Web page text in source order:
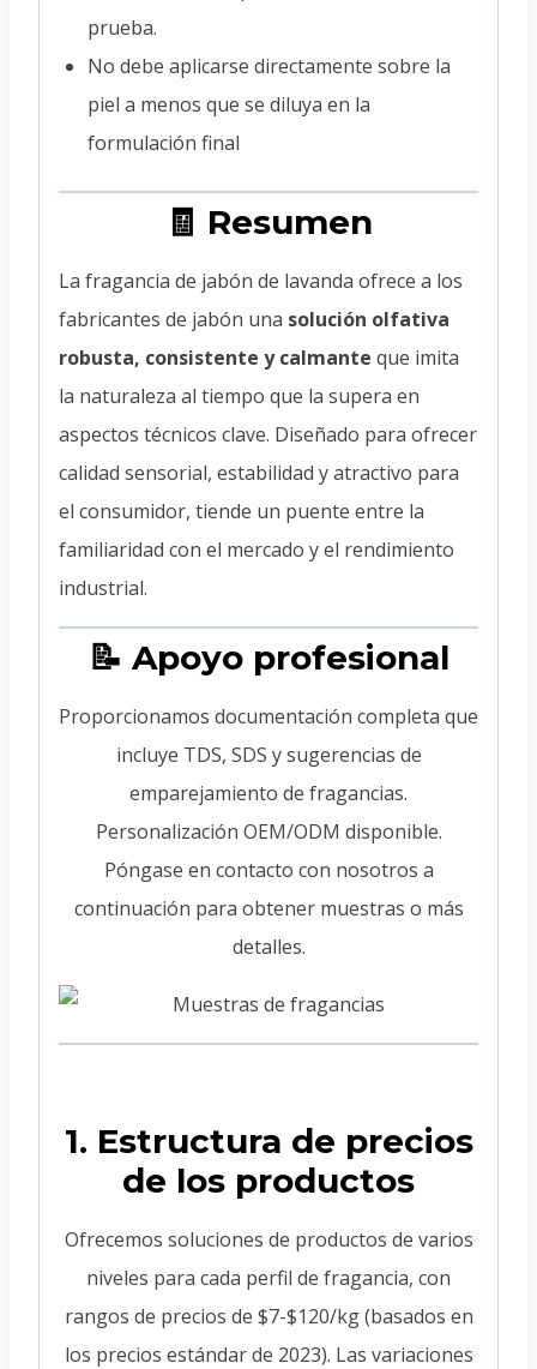
prueba.
No debe aplicarse directamente sobre la
piel a menos que se diluya en la
formulación final
🧾 Resumen
La fragancia de jabón de lavanda ofrece a los
fabricantes de jabón una solución olfativa
robusta, consistente y calmante que imita
la naturaleza al tiempo que la supera en
aspectos técnicos clave. Diseñado para ofrecer
calidad sensorial, estabilidad y atractivo para
el consumidor, tiende un puente entre la
familiaridad con el mercado y el rendimiento
industrial.
📝 Apoyo profesional
Proporcionamos documentación completa que
incluye TDS, SDS y sugerencias de
emparejamiento de fragancias.
Personalización OEM/ODM disponible.
Póngase en contacto con nosotros a
continuación para obtener muestras o más
detalles.
1. Estructura de precios
de los productos
Ofrecemos soluciones de productos de varios
niveles para cada perfil de fragancia, con
rangos de precios de $7-$120/kg (basados en
los precios estándar de 2023). Las variaciones